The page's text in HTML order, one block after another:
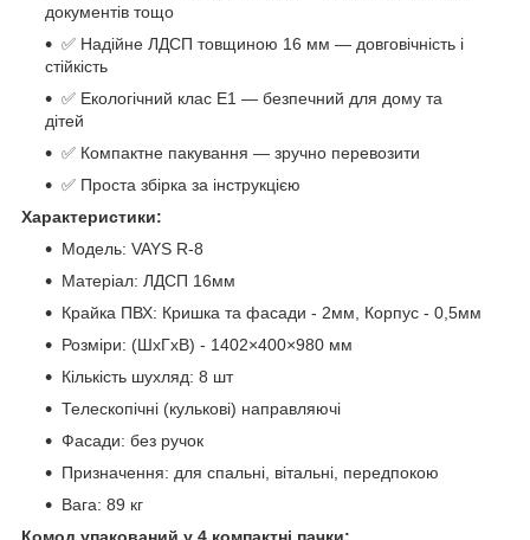
документів тощо
✅ Надійне ЛДСП товщиною 16 мм — довговічність і
стійкість
✅ Екологічний клас Е1 — безпечний для дому та
дітей
✅ Компактне пакування — зручно перевозити
✅ Проста збірка за інструкцією
Характеристики:
Модель: VAYS R-8
Матеріал: ЛДСП 16мм
Крайка ПВХ: Кришка та фасади - 2мм, Корпус - 0,5мм
Розміри: (ШхГхВ) - 1402×400×980 мм
Кількість шухляд: 8 шт
Телескопічні (кулькові) направляючі
Фасади: без ручок
Призначення: для спальні, вітальні, передпокою
Вага: 89 кг
Комод упакований у 4 компактні пачки: